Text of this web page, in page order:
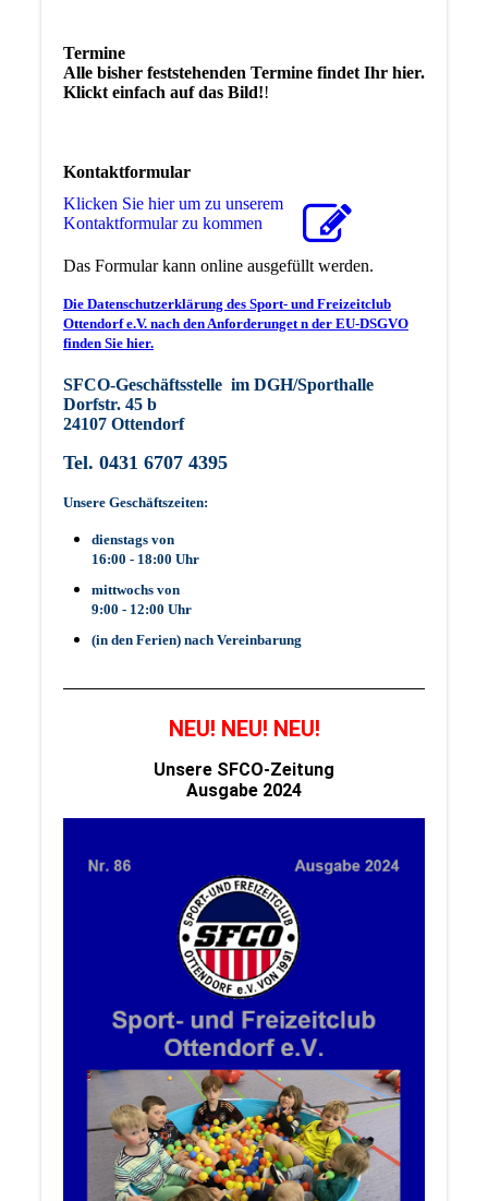
Termine
Alle bisher feststehenden Termine findet Ihr hier.
Klickt einfach auf das Bild!!
Kontaktformular
Klicken Sie hier um zu unserem
Kon­takt­for­mu­lar zu kommen
Das Formular kann online ausgefüllt werden.
Die Datenschutzerklärung des Sport- und Freizeitclub
Ottendorf e.V. nach den Anforderunget n der EU-DSGVO
finden Sie hier.
SFCO-Geschäftsstelle im DGH/Sporthalle
Dorfstr. 45 b
24107 Ottendorf
Tel. 0431 6707 4395
Unsere Geschäftszeiten:
dienstags von
16:00 - 18:00 Uhr
mittwochs von
9:00 - 12:00 Uhr
(in den Ferien) nach Vereinbarung
NEU! NEU! NEU!
Unsere SFCO-Zeitung
Ausgabe 2024